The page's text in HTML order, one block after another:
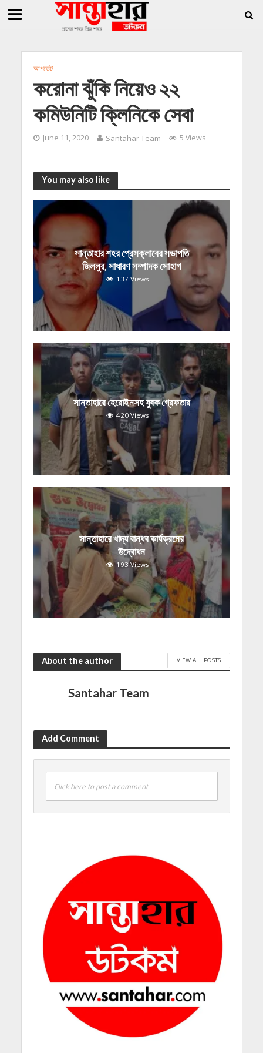
জিললুর, সাধারণ সম্পাদক সোহাগ » সান্তাহারে হেরোইনসহ যুবক গ্রেফতার
আপডেট
করোনা ঝুঁকি নিয়েও ২২
কমিউনিটি ক্লিনিকে সেবা
June 11, 2020 Santahar Team 5 Views
You may also like
সান্তাহার শহর প্রেসক্লাবের সভাপতি
জিললুর, সাধারণ সম্পাদক সোহাগ
137 Views
সান্তাহারে হেরোইনসহ যুবক গ্রেফতার
420 Views
সান্তাহারে খাদ্য বান্ধব কার্যক্রমের
উদ্বোধন
193 Views
About the author VIEW ALL POSTS
Santahar Team
Add Comment
Click here to post a comment